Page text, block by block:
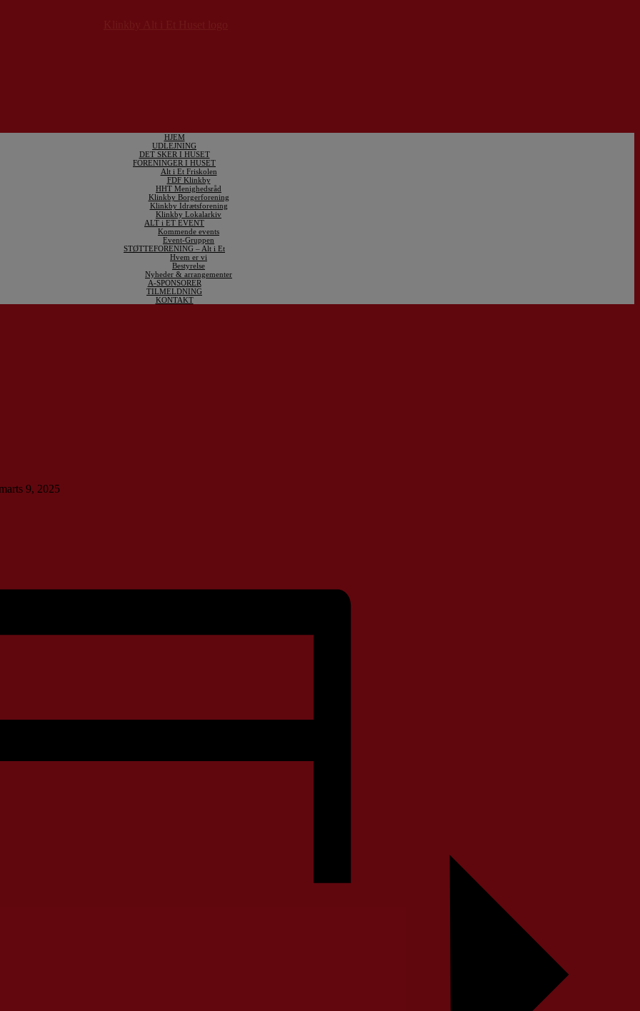
HJEM
UDLEJNING
DET SKER I HUSET
FORENINGER I HUSET
Alt i Et Friskolen
FDF Klinkby
HHT Menighedsråd
Klinkby Borgerforening
Klinkby Idrætsforening
Klinkby Lokalarkiv
ALT i ET EVENT
Kommende events
Event-Gruppen
STØTTEFORENING – Alt i Et
Hvem er vi
Bestyrelse
Nyheder & arrangementer
A-SPONSORER
TILMELDNING
KONTAKT
9, 2025